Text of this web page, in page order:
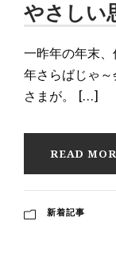
やさしい
一昨年の年末
年さらばじゃ
さまが。 […]
READ
新着記事